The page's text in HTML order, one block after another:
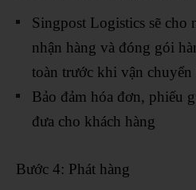
Singpost Logistics sẽ cho
nhận hàng và đóng gói
toàn trước khi vận chuyển
Bảo đảm hóa đơn, phiếu
đưa cho khách hàng
Bước 4: Phát hàng